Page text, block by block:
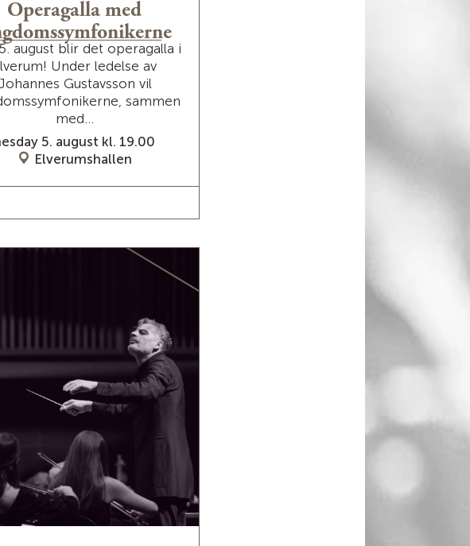
Operagalla med
august blir det operagalla i
Under ledelse av
Gustavsson vil
sammen
med...
5. august kl. 19.00
Elverumshallen